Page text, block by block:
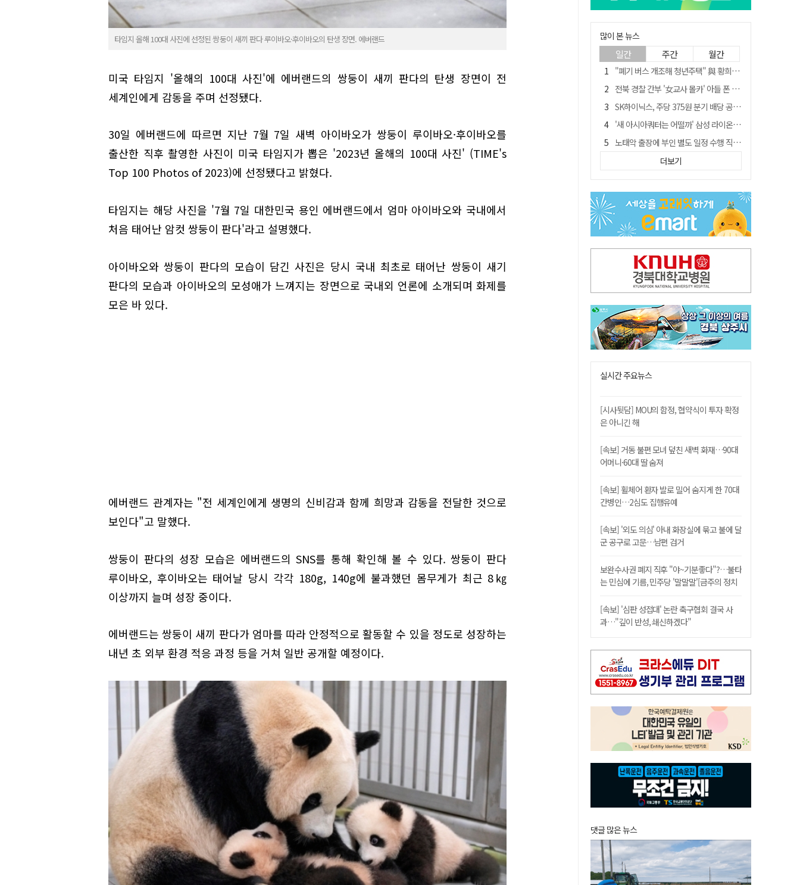
타임지 올해 100대 사진에 선정된 쌍둥이 새끼 판다 루이바오·후이바오의 탄생 장면. 에버랜드
미국 타임지 '올해의 100대 사진'에 에버랜드의 쌍둥이 새끼 판다의 탄생 장면이 전
세계인에게 감동을 주며 선정됐다.
30일 에버랜드에 따르면 지난 7월 7일 새벽 아이바오가 쌍둥이 루이바오·후이바오를
출산한 직후 촬영한 사진이 미국 타임지가 뽑은 '2023년 올해의 100대 사진' (TIME's
Top 100 Photos of 2023)에 선정됐다고 밝혔다.
타임지는 해당 사진을 '7월 7일 대한민국 용인 에버랜드에서 엄마 아이바오와 국내에서
처음 태어난 암컷 쌍둥이 판다'라고 설명했다.
아이바오와 쌍둥이 판다의 모습이 담긴 사진은 당시 국내 최초로 태어난 쌍둥이 새기
판다의 모습과 아이바오의 모성애가 느껴지는 장면으로 국내외 언론에 소개되며 화제를
모은 바 있다.
에버랜드 관계자는 "전 세계인에게 생명의 신비감과 함께 희망과 감동을 전달한 것으로
보인다"고 말했다.
쌍둥이 판다의 성장 모습은 에버랜드의 SNS를 통해 확인해 볼 수 있다. 쌍둥이 판다
루이바오, 후이바오는 태어날 당시 각각 180g, 140g에 불과했던 몸무게가 최근 8㎏
이상까지 늘며 성장 중이다.
에버랜드는 쌍둥이 새끼 판다가 엄마를 따라 안정적으로 활동할 수 있을 정도로 성장하는
내년 초 외부 환경 적응 과정 등을 거쳐 일반 공개할 예정이다.
많이 본 뉴스
일간 주간 월간
"폐기 버스 개조해 청년주택" 與 황희…'딸 학비는 年 4200만원'
전북 경찰 간부 '女교사 몰카' 아들 폰 부수고…"처벌 못하는 사안" 내부망에 글
SK하이닉스, 주당 375원 분기 배당 공시…"3분기 중 주주환원 방안 확정"
'새 아시아쿼터는 어떨까' 삼성 라이온즈, 새 얼굴 투수 미야모리 영입
노태악 출장에 부인 별도 일정 수행 직원도…보고서엔 '공식일정 참석'
'외도 의심' 아내 화장실에 묶고 불에 달군 공구로 고문…남편 검거
통합 고속철 할인 '반짝 3년'…이후 요금 도로 오른다?
한국 축구, 심판 성접대 경기서 '무패'…당시 올림픽 감독은 홍명보 [영상]
경찰, 9월 초부터 상피제 전격 실시…가족 사건 수사 못해
더보기
실시간 주요뉴스
[시사뒷담] MOU의 함정, 협약식이 투자 확정
은 아니긴 해
[속보] 거동 불편 모녀 덮친 새벽 화재…90대
어머니·60대 딸 숨져
[속보] 휠체어 환자 발로 밀어 숨지게 한 70대
간병인…2심도 집행유예
[속보] '외도 의심' 아내 화장실에 묶고 불에 달
군 공구로 고문…남편 검거
보완수사권 폐지 직후 "야~기분좋다"?…불타
는 민심에 기름, 민주당 '말말말'[금주의 정치
[속보] '심판 성접대' 논란 축구협회 결국 사
과…"깊이 반성, 쇄신하겠다"
댓글 많은 뉴스